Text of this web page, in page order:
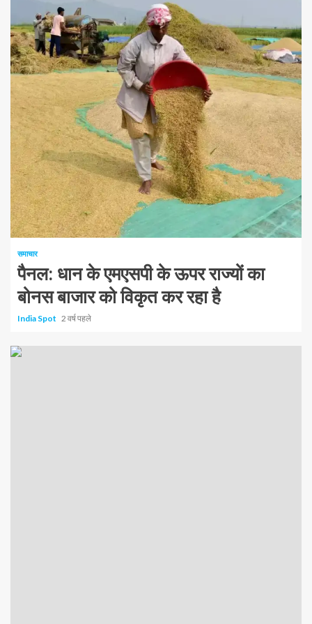
1 न्यूनतम पढ़ा
समाचार
पैनल: धान के एमएसपी के ऊपर राज्यों का
बोनस बाजार को विकृत कर रहा है
India Spot 2 वर्ष पहले